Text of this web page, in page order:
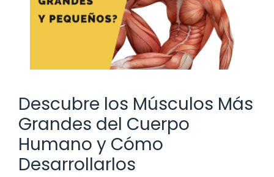
Descubre los Músculos Más
Grandes del Cuerpo
Humano y Cómo
Desarrollarlos